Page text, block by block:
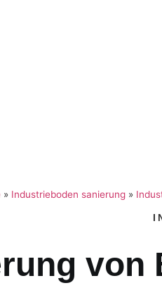
» Industrieboden sanierung »
von